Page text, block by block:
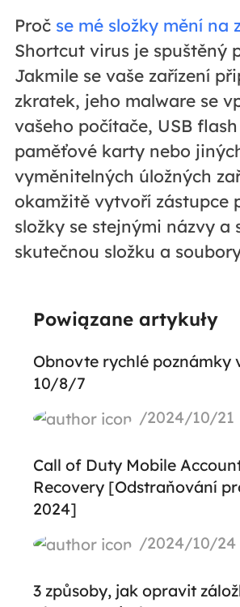
Proč se mé složky mění na
Shortcut virus je spuštěný
Jakmile se vaše zařízení
zkratek, jeho malware se
vašeho počítače, USB
paměťové karty nebo
vyměnitelných úložných
okamžitě vytvoří zástupce
složky se stejnými názvy a
skutečnou složku a
Powiązane artykuły
Obnovte rychlé poznámky
10/8/7
/2024/10/21
Call of Duty Mobile
Recovery [Odstraňování
2024]
/2024/10/24
3 způsoby, jak opravit